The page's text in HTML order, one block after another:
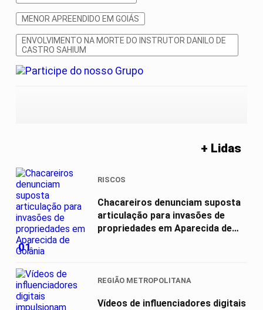
MENOR APREENDIDO EM GOIÁS
ENVOLVIMENTO NA MORTE DO INSTRUTOR DANILO DE
CASTRO SAHIUM
+ Lidas
01
RISCOS
Chacareiros denunciam suposta
articulação para invasões de
propriedades em Aparecida de
REGIÃO METROPOLITANA
Vídeos de influenciadores digitais